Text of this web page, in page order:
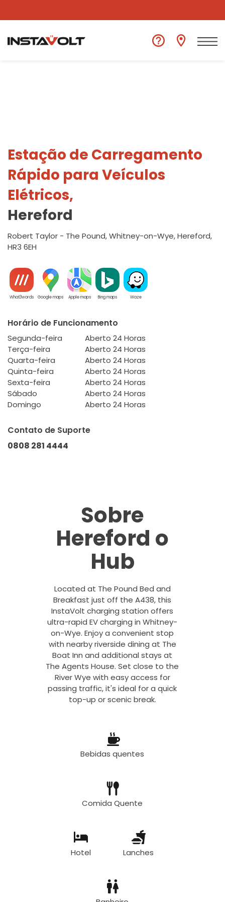
Ver outra localização
Estação de Carregamento
Rápido para Veículos
Elétricos,
Hereford
Robert Taylor - The Pound, Whitney-on-Wye, Hereford,
HR3 6EH
What3words Google maps Apple maps Bing maps Waze
Horário de Funcionamento
Segunda-feira
Aberto 24 Horas
Terça-feira
Aberto 24 Horas
Quarta-feira
Aberto 24 Horas
Quinta-feira
Aberto 24 Horas
Sexta-feira
Aberto 24 Horas
Sábado
Aberto 24 Horas
Domingo
Aberto 24 Horas
Contato de Suporte
0808 281 4444
Sobre
Hereford o
Hub
Located at The Pound Bed and
Breakfast just off the A438, this
InstaVolt charging station offers
ultra-rapid EV charging in Whitney-
on-Wye. Enjoy a convenient stop
with nearby riverside dining at The
Boat Inn and additional stays at
The Agents House. Set close to the
River Wye with easy access for
passing traffic, it's ideal for a quick
top-up or scenic break.
Bebidas quentes
Comida Quente
Hotel Lanches